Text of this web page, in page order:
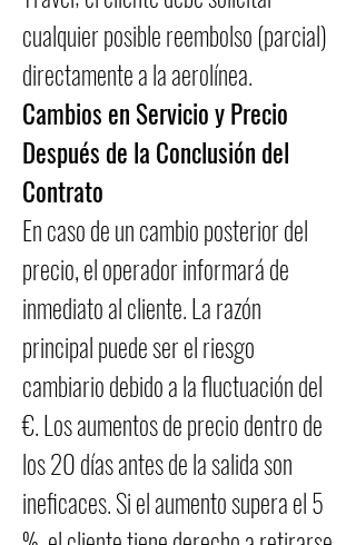
cualquier posible reembolso (parcial)
directamente a la aerolínea.
Cambios en Servicio y Precio
Después de la Conclusión del
Contrato
En caso de un cambio posterior del
precio, el operador informará de
inmediato al cliente. La razón
principal puede ser el riesgo
cambiario debido a la fluctuación del
€. Los aumentos de precio dentro de
los 20 días antes de la salida son
ineficaces. Si el aumento supera el 5